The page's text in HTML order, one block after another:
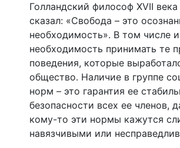
Голландский философ XVII
сказал: «Свобода – это
необходимость». В том числе и
необходимость принимать те
поведения, которые
общество. Наличие в группе
норм – это гарантия ее
безопасности всех ее членов,
кому-то эти нормы кажутся
навязчивыми или